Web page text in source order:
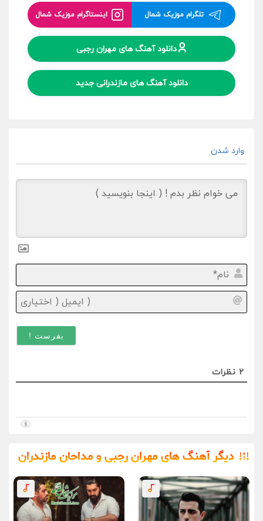
تلگرام موزیک شمال اینستاگرام موزیک شمال
دانلود آهنگ های مهران رجبی
دانلود آهنگ های مازندرانی جدید
وارد شدن
نام*
2 نظرات
دیگر آهنگ های مهران رجبی و مداحان مازندران